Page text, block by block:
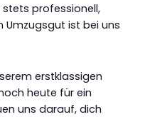
professionell,
Umzugsgut ist bei uns
erstklassigen
heute für ein
uns darauf, dich